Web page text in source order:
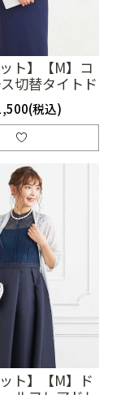
ット】【M】コ
切替タイトド
ネイビー）
税込)
ット】【M】ド